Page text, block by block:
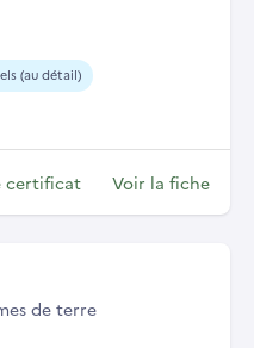
(au détail)
certificat Voir la fiche
de terre